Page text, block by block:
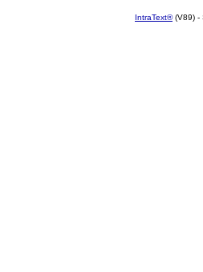
IntraText®(V89) -